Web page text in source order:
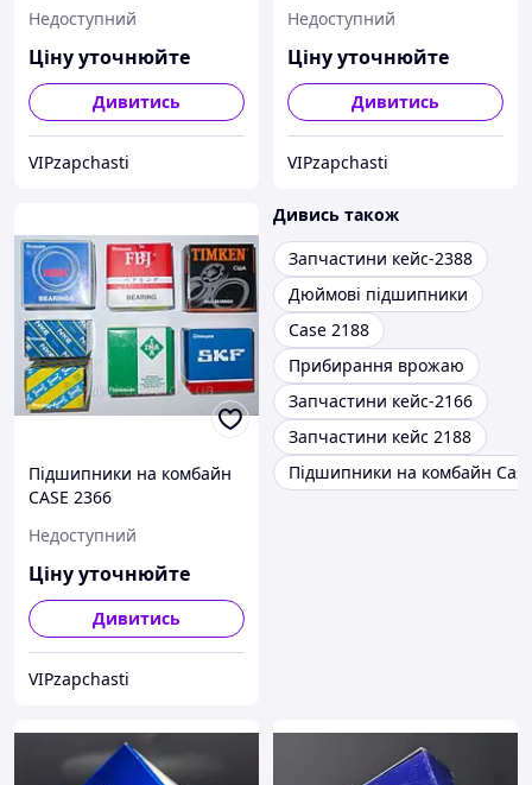
Недоступний
Ціну уточнюйте
Дивитись
VIPzapchasti
Недоступний
Ціну уточнюйте
Дивитись
VIPzapchasti
Підшипники на комбайн
CASE 2366
Недоступний
Ціну уточнюйте
Дивитись
VIPzapchasti
Дивись також
Запчастини кейс-2388
Дюймові підшипники
Case 2188
Прибирання врожаю
Запчастини кейс-2166
Запчастини кейс 2188
Підшипники на комбайн